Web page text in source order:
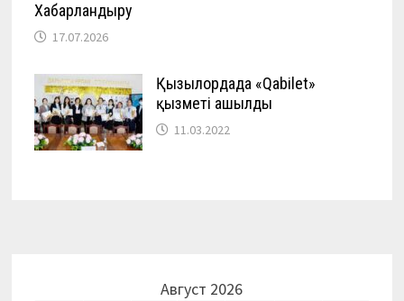
Хабарландыру
17.07.2026
Қызылордада «Qabilet»
қызметі ашылды
11.03.2022
Август 2026